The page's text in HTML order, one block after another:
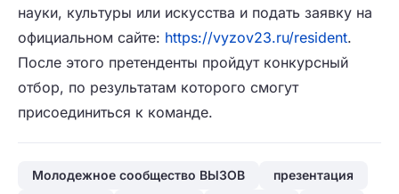
науки, культуры или искусства и подать заявку на
официальном сайте: https://vyzov23.ru/resident.
После этого претенденты пройдут конкурсный
отбор, по результатам которого смогут
присоединиться к команде.
Молодежное сообщество ВЫЗОВ
презентация